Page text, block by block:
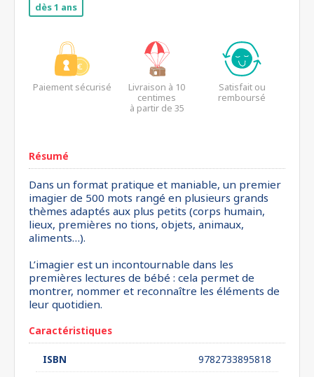
dès 1 ans
Paiement sécurisé
Livraison à 10
centimes
à partir de 35
Satisfait ou
remboursé
Résumé
Dans un format pratique et maniable, un premier
imagier de 500 mots rangé en plusieurs grands
thèmes adaptés aux plus petits (corps humain,
lieux, premières no tions, objets, animaux,
aliments…).
L’imagier est un incontournable dans les
premières lectures de bébé : cela permet de
montrer, nommer et reconnaître les éléments de
leur quotidien.
Caractéristiques
ISBN
9782733895818